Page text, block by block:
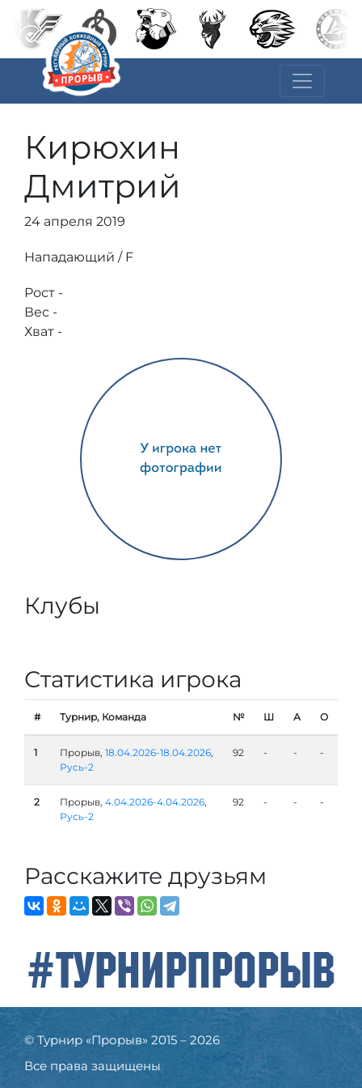
Кирюхин
Дмитрий
24 апреля 2019
Нападающий / F
Рост -
Вес -
Хват -
Клубы
Статистика игрока
# Турнир, Команда № Ш А О
1 Прорыв, 18.04.2026-18.04.2026,
Русь-2
92 - - -
2 Прорыв, 4.04.2026-4.04.2026,
Русь-2
92 - - -
Расскажите друзьям
#ТурнирПрорыв
© Турнир «Прорыв» 2015 – 2026
Все права защищены